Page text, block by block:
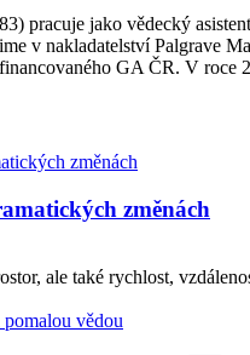
pracuje jako vědecký
v nakladatelství Palgrave
GA ČR. V roce
změnách
ale také rychlost,